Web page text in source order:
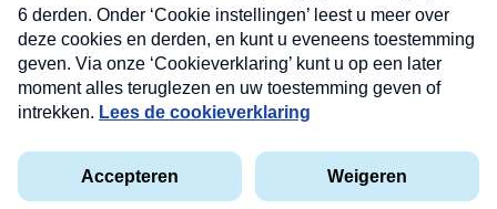
Privacyverklaring
Cookieverklaring
Kwetsbaarheid melden
Nieuwsbrief
Neem hier een gratis abonnement op onze
nieuwsbrief. Elke vrijdag- en dinsdagochtend in uw